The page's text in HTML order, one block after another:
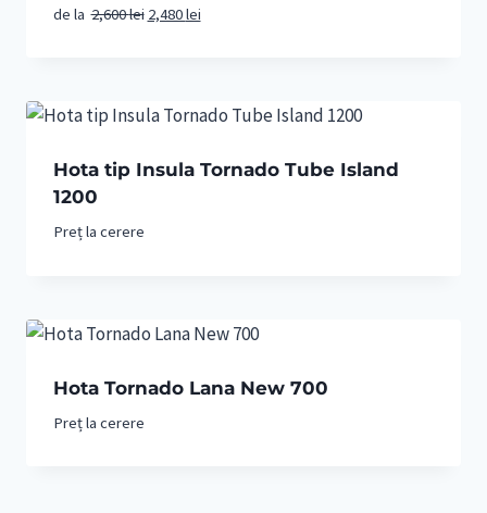
de la2,600lei Prețul
2,600 lei.
2,480leiPrețul
Hota tip Insula Tornado Tube Island
1200
Preț la cerere
Hota Tornado Lana New 700
Preț la cerere